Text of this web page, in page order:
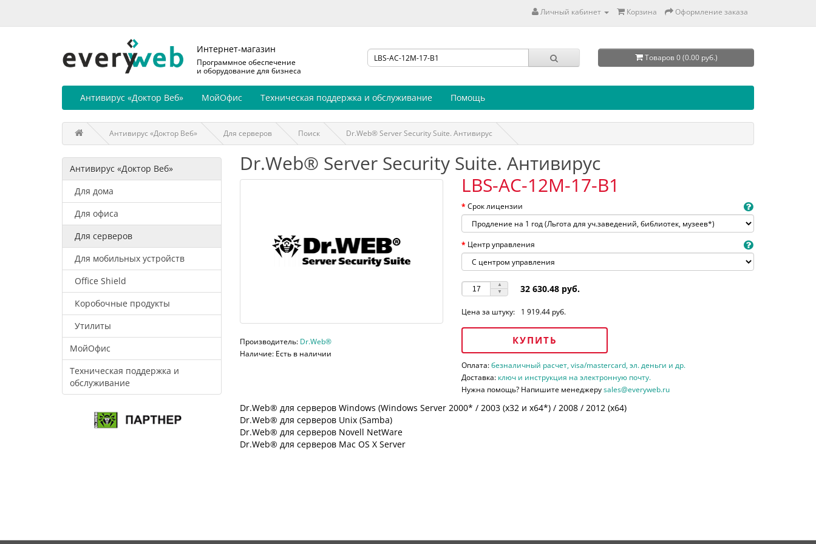
Личный кабинет Корзина Оформление заказа
Интернет-магазин
Программное обеспечение
и оборудование для бизнеса
Товаров 0 (0.00 руб.)
Антивирус «Доктор Веб» МойОфис Техническая поддержка и обслуживание Помощь
Антивирус «Доктор Веб» Для серверов Поиск Dr.Web® Server Security Suite. Антивирус
Антивирус «Доктор Веб»
Для дома
Для офиса
Для серверов
Для мобильных устройств
Office Shield
Коробочные продукты
Утилиты
МойОфис
Техническая поддержка и
обслуживание
Dr.Web® Server Security Suite. Антивирус
Производитель: Dr.Web®
Наличие: Есть в наличии
LBS-AC-12M-17-B1
Срок лицензии
Центр управления
32 630.48 руб.
Цена за штуку: 1 919.44 руб.
КУПИТЬ
Оплата:безналичный расчет, visa/mastercard, эл. деньги и др.
Доставка: ключ и инструкция на электронную почту.
Нужна помощь? Напишите менеджеруsales@everyweb.ru
Dr.Web® для серверов Windows (Windows Server 2000* / 2003 (х32 и х64*) / 2008 / 2012 (х64)
Dr.Web® для серверов Unix (Samba)
Dr.Web® для серверов Novell NetWare
Dr.Web® для серверов Mac OS X Server